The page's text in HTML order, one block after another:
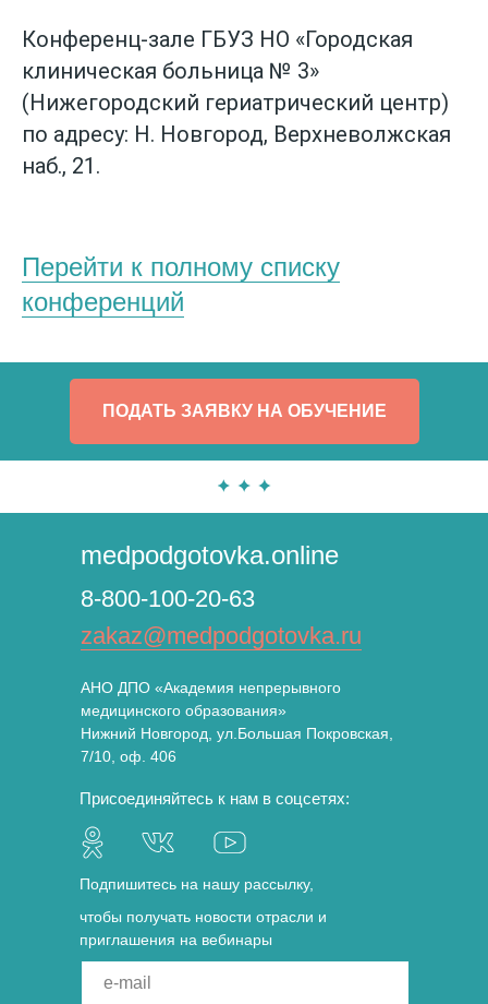
Конференц-зале ГБУЗ НО «Городская
клиническая больница № 3»
(Нижегородский гериатрический центр)
по адресу: Н. Новгород, Верхневолжская
наб., 21.
Перейти к полному списку
конференций
ПОДАТЬ ЗАЯВКУ НА ОБУЧЕНИЕ
8-800-100-20-63
zakaz@medpodgotovka.ru
АНО ДПО «Академия непрерывного
медицинского образования»
Нижний Новгород, ул.Большая Покровская,
7/10, оф. 406
medpodgotovka.online
e-mail
Подпишитесь на нашу рассылку,
чтобы получать новости отрасли и
приглашения на вебинары
Присоединяйтесь к нам в соцсетях: